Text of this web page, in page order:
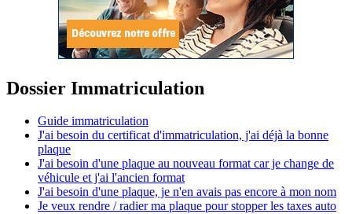
Dossier Immatriculation
Guide immatriculation
J'ai besoin du certificat d'immatriculation, j'ai déjà la bonne
plaque
J'ai besoin d'une plaque au nouveau format car je change de
véhicule et j'ai l'ancien format
J'ai besoin d'une plaque, je n'en avais pas encore à mon nom
Je veux rendre / radier ma plaque pour stopper les taxes auto